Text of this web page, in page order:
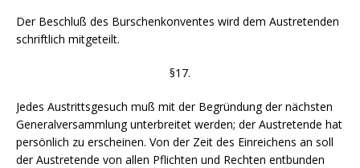
Der Beschluß des Burschenkonventes wird dem Austretenden
schriftlich mitgeteilt.
§17.
Jedes Austrittsgesuch muß mit der Begründung der nächsten
Generalversammlung unterbreitet werden; der Austretende hat
persönlich zu erscheinen. Von der Zeit des Einreichens an soll
der Austretende von allen Pflichten und Rechten entbunden